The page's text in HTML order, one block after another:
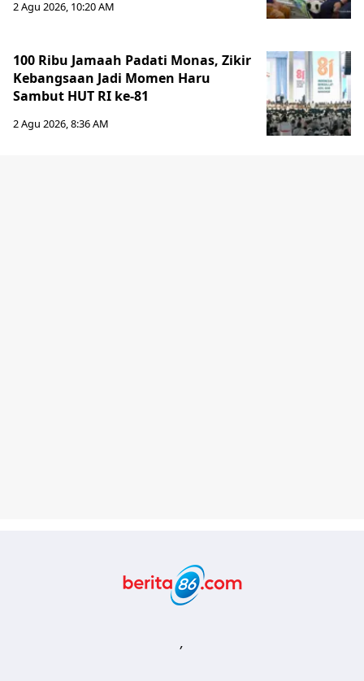
2 Agu 2026, 10:20 AM
100 Ribu Jamaah Padati Monas, Zikir
Kebangsaan Jadi Momen Haru
Sambut HUT RI ke-81
2 Agu 2026, 8:36 AM
,